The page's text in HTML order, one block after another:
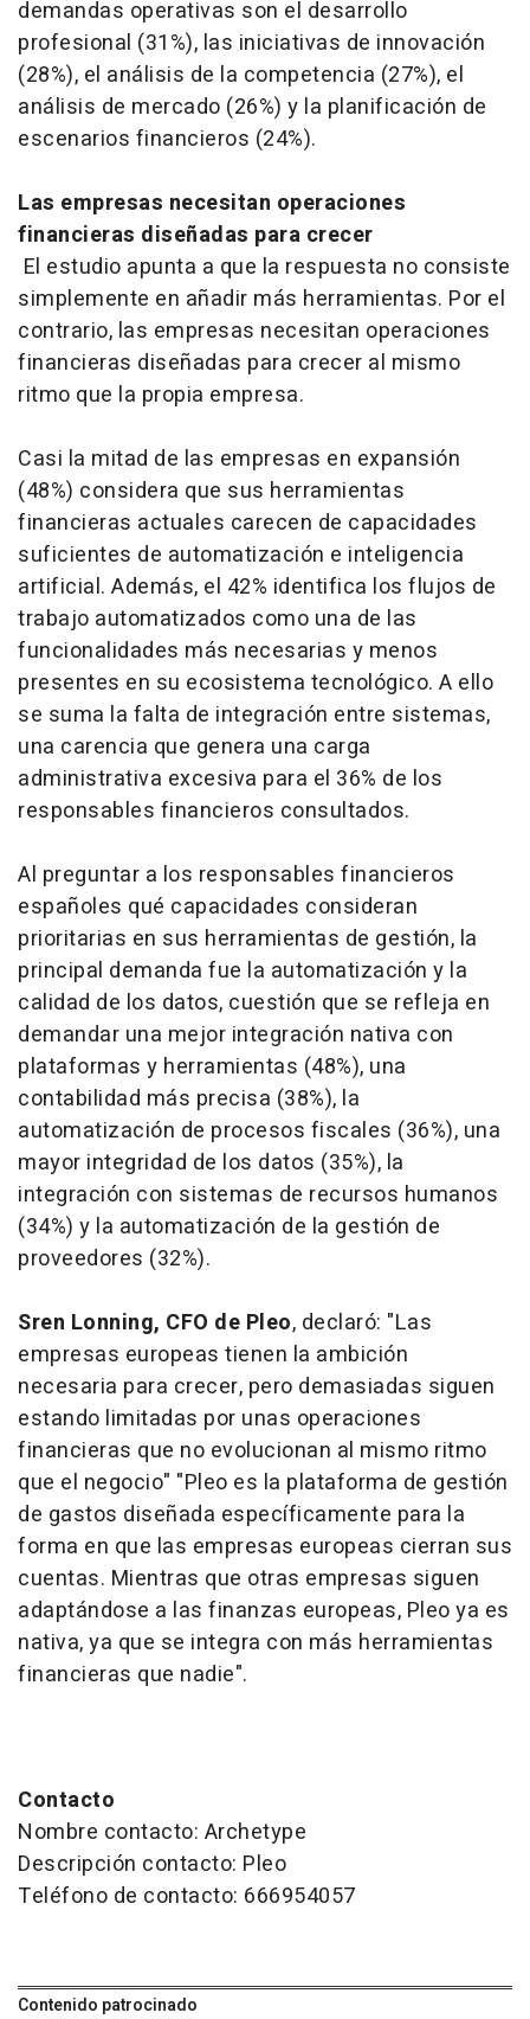
demandas operativas son el desarrollo
profesional (31%), las iniciativas de innovación
(28%), el análisis de la competencia (27%), el
análisis de mercado (26%) y la planificación de
escenarios financieros (24%).
Las empresas necesitan operaciones
financieras diseñadas para crecer
El estudio apunta a que la respuesta no consiste
simplemente en añadir más herramientas. Por el
contrario, las empresas necesitan operaciones
financieras diseñadas para crecer al mismo
ritmo que la propia empresa.
Casi la mitad de las empresas en expansión
(48%) considera que sus herramientas
financieras actuales carecen de capacidades
suficientes de automatización e inteligencia
artificial. Además, el 42% identifica los flujos de
trabajo automatizados como una de las
funcionalidades más necesarias y menos
presentes en su ecosistema tecnológico. A ello
se suma la falta de integración entre sistemas,
una carencia que genera una carga
administrativa excesiva para el 36% de los
responsables financieros consultados.
Al preguntar a los responsables financieros
españoles qué capacidades consideran
prioritarias en sus herramientas de gestión, la
principal demanda fue la automatización y la
calidad de los datos, cuestión que se refleja en
demandar una mejor integración nativa con
plataformas y herramientas (48%), una
contabilidad más precisa (38%), la
automatización de procesos fiscales (36%), una
mayor integridad de los datos (35%), la
integración con sistemas de recursos humanos
(34%) y la automatización de la gestión de
proveedores (32%).
Sren Lonning, CFO de Pleo, declaró: "Las
empresas europeas tienen la ambición
necesaria para crecer, pero demasiadas siguen
estando limitadas por unas operaciones
financieras que no evolucionan al mismo ritmo
que el negocio" "Pleo es la plataforma de gestión
de gastos diseñada específicamente para la
forma en que las empresas europeas cierran sus
cuentas. Mientras que otras empresas siguen
adaptándose a las finanzas europeas, Pleo ya es
nativa, ya que se integra con más herramientas
financieras que nadie".
Contacto
Nombre contacto: Archetype
Descripción contacto: Pleo
Teléfono de contacto: 666954057
Contenido patrocinado